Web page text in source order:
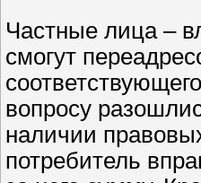
Частные лица –
смогут
вопросу
наличии
потребитель